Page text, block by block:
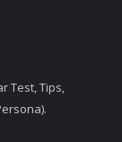
Test, Tips,